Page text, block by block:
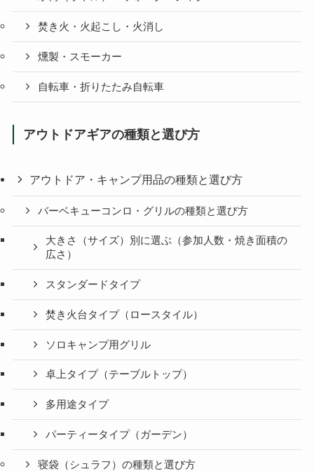
焚き火・火起こし・火消し
燻製・スモーカー
自転車・折りたたみ自転車
アウトドアギアの種類と選び方
アウトドア・キャンプ用品の種類と選び方
バーベキューコンロ・グリルの種類と選び方
大きさ（サイズ）別に選ぶ（参加人数・焼き面積の
広さ）
スタンダードタイプ
焚き火台タイプ（ロースタイル）
ソロキャンプ用グリル
卓上タイプ（テーブルトップ）
多用途タイプ
パーティータイプ（ガーデン）
寝袋（シュラフ）の種類と選び方